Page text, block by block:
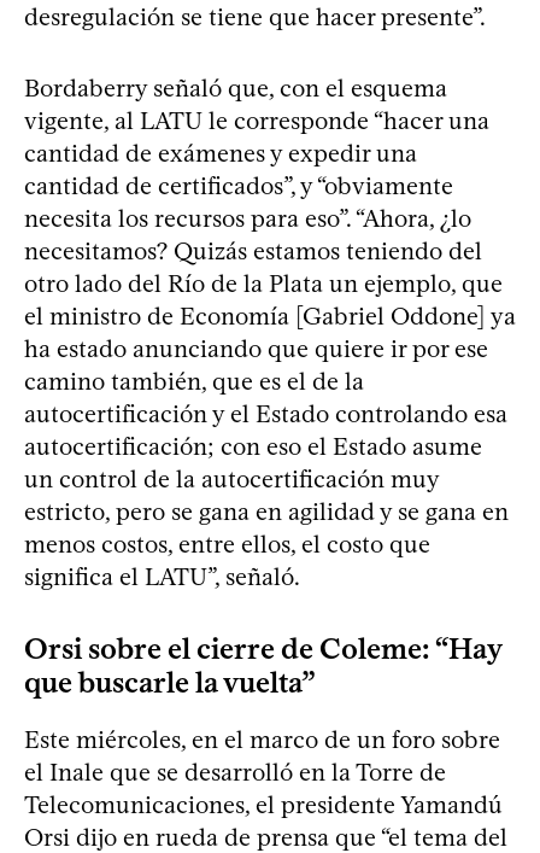
desregulación se tiene que hacer presente”.
Bordaberry señaló que, con el esquema
vigente, al LATU le corresponde “hacer una
cantidad de exámenes y expedir una
cantidad de certificados”, y “obviamente
necesita los recursos para eso”. “Ahora, ¿lo
necesitamos? Quizás estamos teniendo del
otro lado del Río de la Plata un ejemplo, que
el ministro de Economía [Gabriel Oddone] ya
ha estado anunciando que quiere ir por ese
camino también, que es el de la
autocertificación y el Estado controlando esa
autocertificación; con eso el Estado asume
un control de la autocertificación muy
estricto, pero se gana en agilidad y se gana en
menos costos, entre ellos, el costo que
significa el LATU”, señaló.
Orsi sobre el cierre de Coleme: “Hay
que buscarle la vuelta”
Este miércoles, en el marco de un foro sobre
el Inale que se desarrolló en la Torre de
Telecomunicaciones, el presidente Yamandú
Orsi dijo en rueda de prensa que “el tema del